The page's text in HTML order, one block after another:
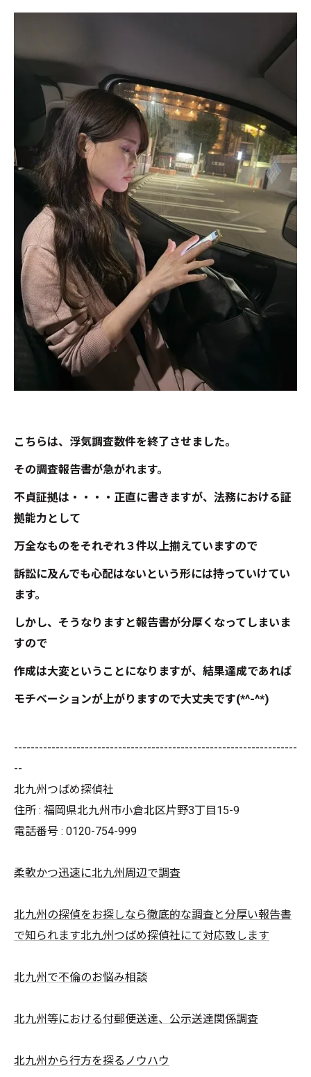
こちらは、浮気調査数件を終了させました。
その調査報告書が急がれます。
不貞証拠は・・・・正直に書きますが、法務における証
拠能力として
万全なものをそれぞれ３件以上揃えていますので
訴訟に及んでも心配はないという形には持っていけてい
ます。
しかし、そうなりますと報告書が分厚くなってしまいま
すので
作成は大変ということになりますが、結果達成であれば
モチベーションが上がりますので大丈夫です(*^-^*)
--------------------------------------------------------------------
--
北九州つばめ探偵社
住所 : 福岡県北九州市小倉北区片野3丁目15-9
電話番号 : 0120-754-999
柔軟かつ迅速に北九州周辺で調査
北九州の探偵をお探しなら徹底的な調査と分厚い報告書
で知られます北九州つばめ探偵社にて対応致します
北九州で不倫のお悩み相談
北九州等における付郵便送達、公示送達関係調査
北九州から行方を探るノウハウ